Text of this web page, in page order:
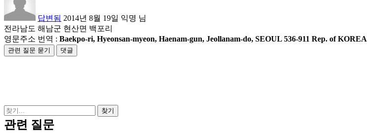
답변됨 2014년 8월 19일 익명 님
전라남도 해남군 현산면 백포리
영문주소 번역 : Baekpo-ri, Hyeonsan-myeon, Haenam-gun, Jeollanam-do, SEOUL 536-911 Rep. of KOREA
관련 질문